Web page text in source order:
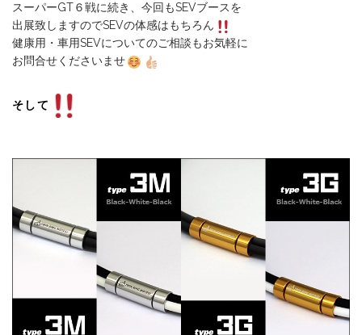
スーパーGT６戦に続き、今回もSEVブースを
出展致しますのでSEVの体感はもちろん
健康用・車用SEVについてのご相談もお気軽に
お問合せくださいませ
そして